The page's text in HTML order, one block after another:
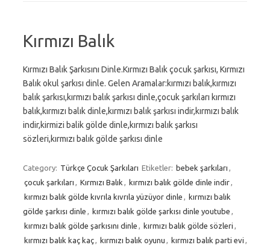
Kırmızı Balık
Kırmızı Balık Şarkısını Dinle.Kırmızı Balık çocuk şarkısı, Kırmızı
Balık okul şarkısı dinle. Gelen Aramalar:kırmızı balık,kırmızı
balık şarkısı,kırmızı balık şarkısı dinle,çocuk şarkıları kırmızı
balık,kırmızı balık dinle,kırmızı balık şarkısı indir,kırmızı balık
indir,kirmizi balik gölde dinle,kırmızı balık şarkısı
sözleri,kırmızı balık gölde şarkısı dinle
Category: Türkçe Çocuk Şarkıları Etiketler: bebek şarkıları
çocuk şarkıları
Kırmızı Balık kırmızı balık gölde dinle indir
kırmızı balık gölde kıvrıla kıvrıla yüzüyor dinle
kırmızı balık
gölde şarkısı dinle
kırmızı balık gölde şarkısı dinle youtube
kırmızı balık gölde şarkısını dinle
kırmızı balık gölde sözleri
kırmızı balık kaç kaç
kırmızı balık oyunu kırmızı balık parti evi